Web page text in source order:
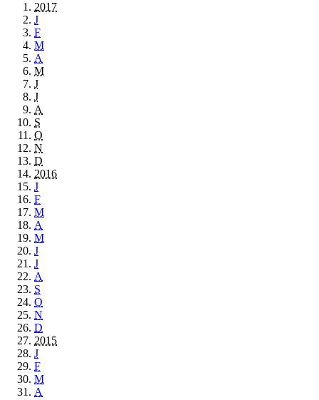
2017
J
F
M
A
M
J
J
A
S
O
N
D
2016
J
F
M
A
M
J
J
A
S
O
N
D
2015
J
F
M
A